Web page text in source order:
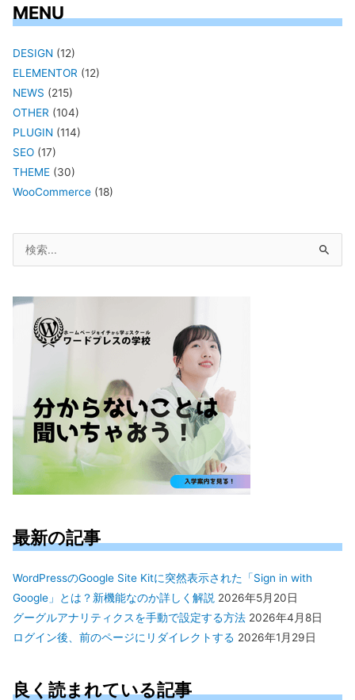
MENU
DESIGN (12)
ELEMENTOR (12)
NEWS (215)
OTHER (104)
PLUGIN (114)
SEO (17)
THEME (30)
WooCommerce (18)
象:
最新の記事
WordPressのGoogle Site Kitに突然表示された「Sign in with
Google」とは？新機能なのか詳しく解説 2026年5月20日
グーグルアナリティクスを手動で設定する方法 2026年4月8日
ログイン後、前のページにリダイレクトする 2026年1月29日
良く読まれている記事